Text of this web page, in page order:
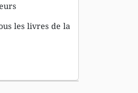
les livres de la